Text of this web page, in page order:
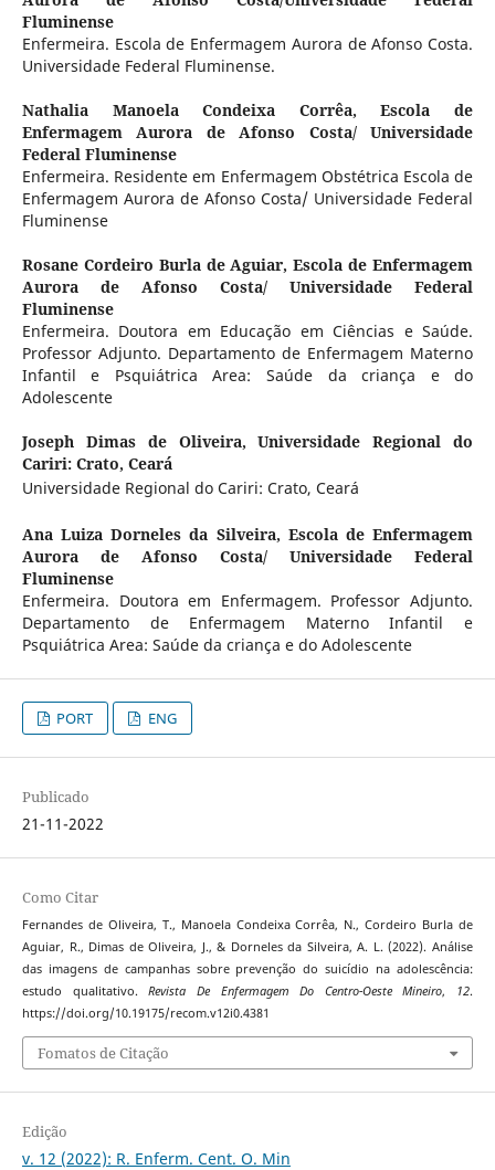
Fluminense
Enfermeira. Escola de Enfermagem Aurora de Afonso Costa.
Universidade Federal Fluminense.
Nathalia Manoela Condeixa Corrêa,Escola de
Enfermagem Aurora de Afonso Costa/ Universidade
Federal Fluminense
Enfermeira. Residente em Enfermagem Obstétrica Escola de
Enfermagem Aurora de Afonso Costa/ Universidade Federal
Fluminense
Rosane Cordeiro Burla de Aguiar,Escola de Enfermagem
Aurora de Afonso Costa/ Universidade Federal
Fluminense
Enfermeira. Doutora em Educação em Ciências e Saúde.
Professor Adjunto. Departamento de Enfermagem Materno
Infantil e Psquiátrica Area: Saúde da criança e do
Adolescente
Joseph Dimas de Oliveira,Universidade Regional do
Cariri: Crato, Ceará
Universidade Regional do Cariri: Crato, Ceará
Ana Luiza Dorneles da Silveira, Escola de Enfermagem
Aurora de Afonso Costa/ Universidade Federal
Fluminense
Enfermeira. Doutora em Enfermagem. Professor Adjunto.
Departamento de Enfermagem Materno Infantil e
Psquiátrica Area: Saúde da criança e do Adolescente
PORT ENG
Publicado
21-11-2022
Como Citar
Fernandes de Oliveira, T., Manoela Condeixa Corrêa, N., Cordeiro Burla de
Aguiar, R., Dimas de Oliveira, J., & Dorneles da Silveira, A. L. (2022). Análise
das imagens de campanhas sobre prevenção do suicídio na adolescência:
estudo qualitativo.Revista De Enfermagem Do Centro-Oeste Mineiro, 12.
https://doi.org/10.19175/recom.v12i0.4381
Fomatos de Citação
Edição
v. 12 (2022): R. Enferm. Cent. O. Min